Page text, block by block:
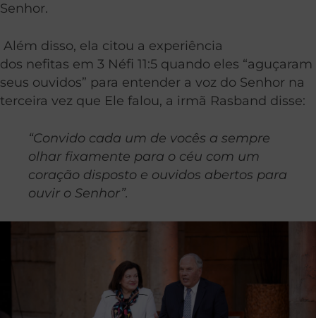
Senhor.
Além disso, ela citou a experiência
dos nefitas em 3 Néfi 11:5 quando eles “aguçaram
seus ouvidos” para entender a voz do Senhor na
terceira vez que Ele falou, a irmã Rasband disse:
“Convido cada um de vocês a sempre
olhar fixamente para o céu com um
coração disposto e ouvidos abertos para
ouvir o Senhor”.